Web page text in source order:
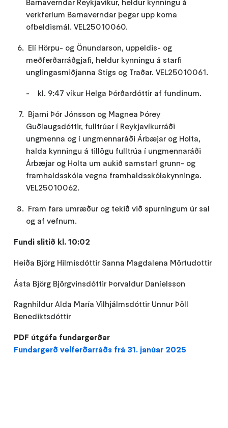
verkferlum Barnaverndar þegar upp koma
ofbeldismál. VEL25010060.
Elí Hörpu- og Önundarson, uppeldis- og
meðferðarráðgjafi, heldur kynningu á starfi
unglingasmiðjanna Stígs og Traðar. VEL25010061.
- kl. 9:47 víkur Helga Þórðardóttir af fundinum.
Bjarni Þór Jónsson og Magnea Þórey
Guðlaugsdóttir, fulltrúar í Reykjavíkurráði
ungmenna og í ungmennaráði Árbæjar og Holta,
halda kynningu á tillögu fulltrúa í ungmennaráði
Árbæjar og Holta um aukið samstarf grunn- og
framhaldsskóla vegna framhaldsskólakynninga.
VEL25010062.
Fram fara umræður og tekið við spurningum úr sal
og af vefnum.
Fundi slitið kl. 10:02
Heiða Björg Hilmisdóttir Sanna Magdalena Mörtudottir
Ásta Björg Björgvinsdóttir Þorvaldur Daníelsson
Ragnhildur Alda María Vilhjálmsdóttir Unnur Þöll
Benediktsdóttir
PDF útgáfa fundargerðar
Fundargerð velferðarráðs frá 31. janúar 2025